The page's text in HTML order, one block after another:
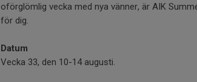
oförglömlig vecka med nya vänner, är AIK
för dig.
Datum
Vecka 33, den 10-14 augusti.